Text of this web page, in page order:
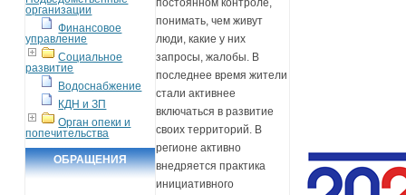
организации
Финансовое
управление
Социальное
развитие
Водоснабжение
КДН и ЗП
Орган опеки и
попечительства
ОБРАЩЕНИЯ
постоянном контроле,
понимать, чем живут
люди, какие у них
запросы, жалобы. В
последнее время жители
стали активнее
включаться в развитие
своих территорий. В
регионе активно
внедряется практика
инициативного